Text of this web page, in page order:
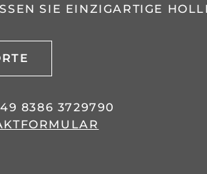
SIE EINZIGARTIGE
8386 3729790